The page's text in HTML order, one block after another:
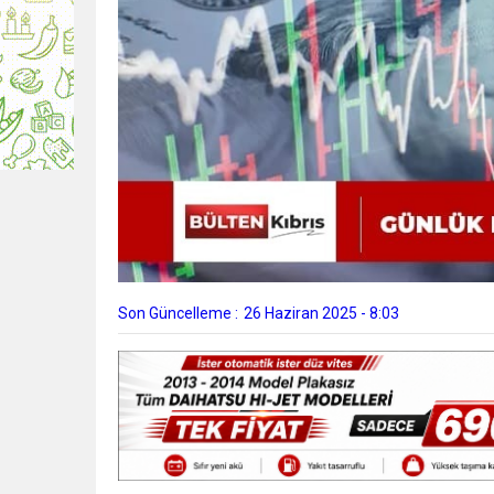
Son Güncelleme : 26 Haziran 2025 - 8:03